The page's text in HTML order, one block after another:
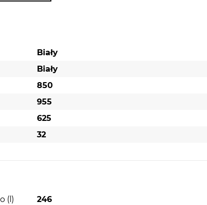
Biały
Biały
850
955
625
32
(l)
246